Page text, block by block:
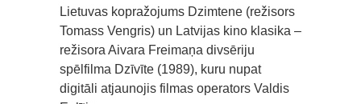
Lietuvas kopražojums Dzimtene (režisors
Tomass Vengris) un Latvijas kino klasika –
režisora Aivara Freimaņa divsēriju
spēlfilma Dzīvīte (1989), kuru nupat
digitāli atjaunojis filmas operators Valdis